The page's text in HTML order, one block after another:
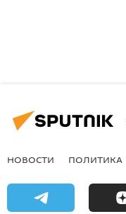
НОВОСТИ ПОЛИТИКА